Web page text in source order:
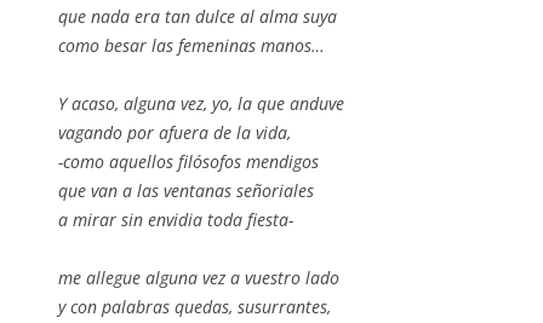
que nada era tan dulce al alma suya
como besar las femeninas manos…
Y acaso, alguna vez, yo, la que anduve
vagando por afuera de la vida,
-como aquellos filósofos mendigos
que van a las ventanas señoriales
a mirar sin envidia toda fiesta-
me allegue alguna vez a vuestro lado
y con palabras quedas, susurrantes,